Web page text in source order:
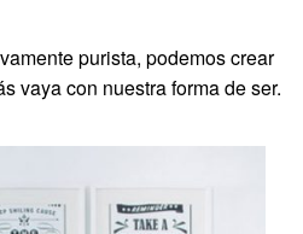
purista, podemos crear
vaya con nuestra forma de ser.